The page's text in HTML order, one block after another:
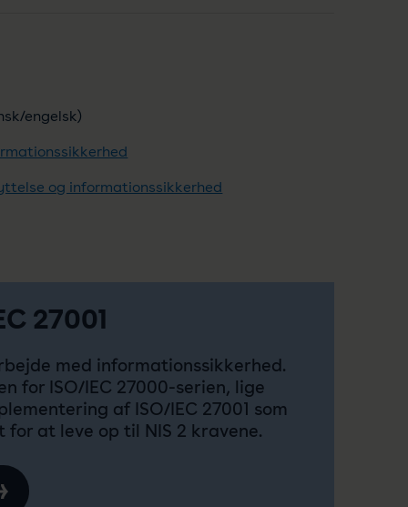
engelsk)
og informationssikkerhed
27001
med informationssikkerhed.
for ISO/IEC 27000-serien, lige
af ISO/IEC 27001 som
at leve op til NIS 2 kravene.